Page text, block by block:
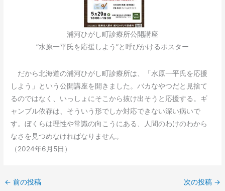
浦河ひがし町診療所公開講座
”水原一平氏を応援しよう”と呼びかけるポスター
だから北海道の浦河ひがし町診療所は、「水原一平氏を応援
しよう」という公開講座を開きました。バカなやつだと見捨て
るのではなく、いっしょにそこから抜け出そうと応援する。ギ
ャンブル依存は、そういう形でしか対応できない深い病いで
す。ぼくらは理性や常識の向こうにある、人間のわけのわから
なさを見つめなければなりません。
（2024年6月5日）
← 前の投稿 次の投稿 →